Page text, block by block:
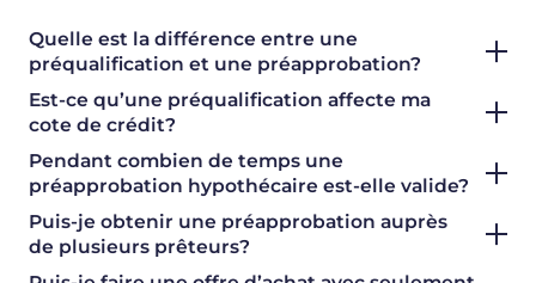
Quelle est la différence entre une
préqualification et une préapprobation?
Est-ce qu’une préqualification affecte ma
cote de crédit?
Pendant combien de temps une
préapprobation hypothécaire est-elle valide?
Puis-je obtenir une préapprobation auprès
de plusieurs prêteurs?